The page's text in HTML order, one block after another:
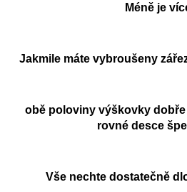
Méně je
Jakmile máte vybroušeny
obě poloviny výškovky dobře
rovné desce
Vše nechte dostatečně